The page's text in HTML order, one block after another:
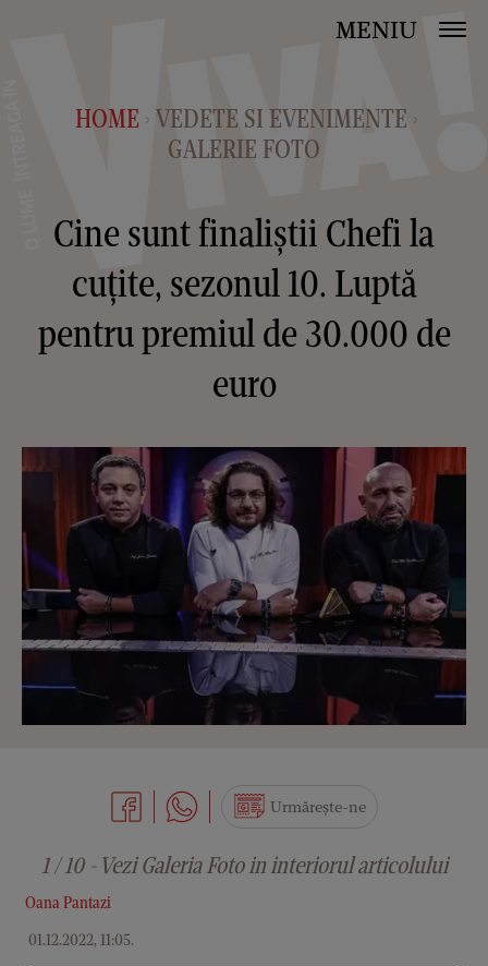
MENIU
HOME > VEDETE SI EVENIMENTE >
GALERIE FOTO
Cine sunt finaliștii Chefi la
cuțite, sezonul 10. Luptă
pentru premiul de 30.000 de
euro
Oana Pantazi
01.12.2022, 11:05.
Urmărește-ne
1 / 10 - Vezi Galeria Foto in interiorul articolului